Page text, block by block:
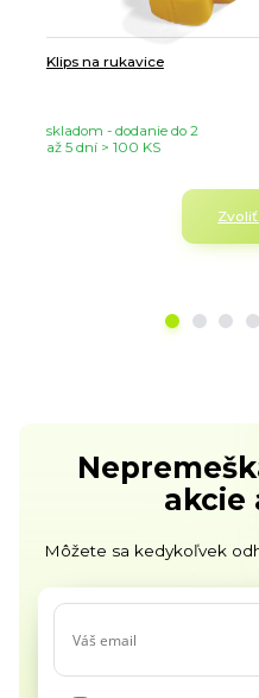
Klips na rukavice
skladom - dodanie do 2
až 5 dní > 100 KS
akcie
Môžete sa kedykoľvek